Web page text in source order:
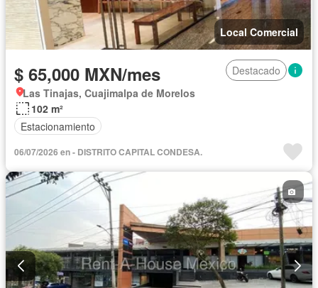
Local Comercial
$ 65,000 MXN/mes
Destacado
Las Tinajas, Cuajimalpa de Morelos
102 m²
Estacionamiento
06/07/2026 en - DISTRITO CAPITAL CONDESA.